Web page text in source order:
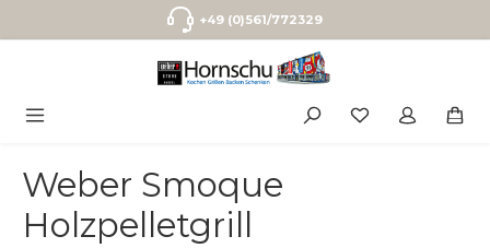
Zum Hauptinhalt springen+49 (0)561/772329
Weber Smoque
Holzpelletgrill